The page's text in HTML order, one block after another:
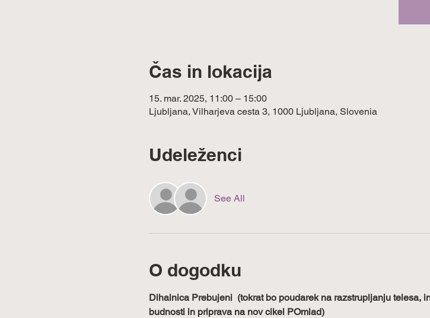
Čas in lokacija
15. mar. 2025, 11:00 – 15:00
Ljubljana, Vilharjeva cesta 3, 1000 Ljubljana, Slovenia
Udeleženci
See All
O dogodku
Dihalnica Prebujeni  (tokrat bo poudarek na razstrupljanju telesa,
budnosti in priprava na nov cikel POmlad)